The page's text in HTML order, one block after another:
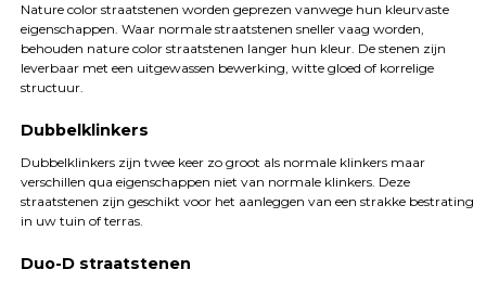
Nature color straatstenen worden geprezen vanwege hun kleurvaste
eigenschappen. Waar normale straatstenen sneller vaag worden,
behouden nature color straatstenen langer hun kleur. De stenen zijn
leverbaar met een uitgewassen bewerking, witte gloed of korrelige
structuur.
Dubbelklinkers
Dubbelklinkers zijn twee keer zo groot als normale klinkers maar
verschillen qua eigenschappen niet van normale klinkers. Deze
straatstenen zijn geschikt voor het aanleggen van een strakke bestrating
in uw tuin of terras.
Duo-D straatstenen